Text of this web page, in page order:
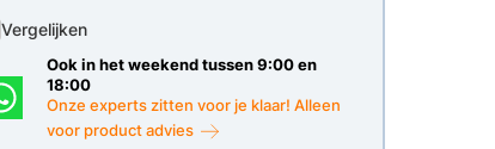
Vergelijken
Ook in het weekend tussen 9:00 en
18:00
Onze experts zitten voor je klaar! Alleen
voor product advies